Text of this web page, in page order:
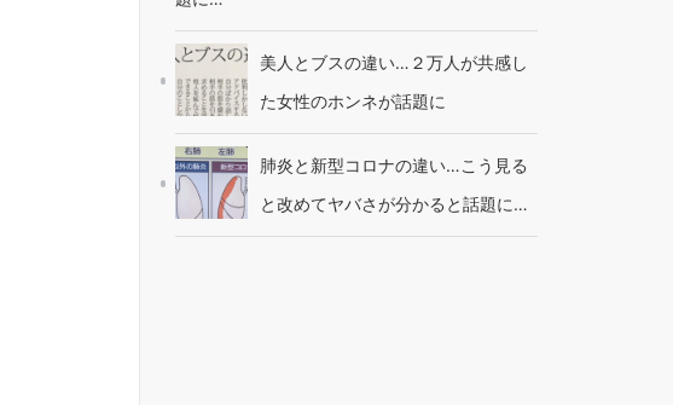
美人とブスの違い…２万人が共感し
た女性のホンネが話題に
肺炎と新型コロナの違い…こう見る
と改めてヤバさが分かると話題に…